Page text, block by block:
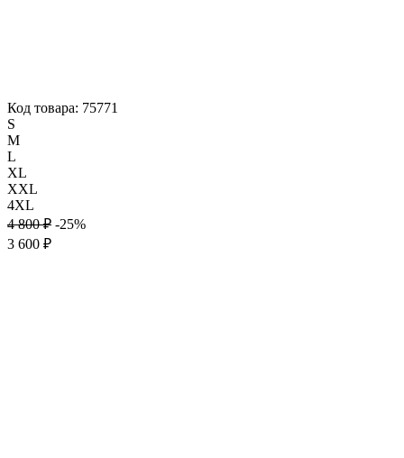
Код товара: 75771
S
M
L
XL
XXL
4XL
4 800 ₽ -25%
3 600 ₽